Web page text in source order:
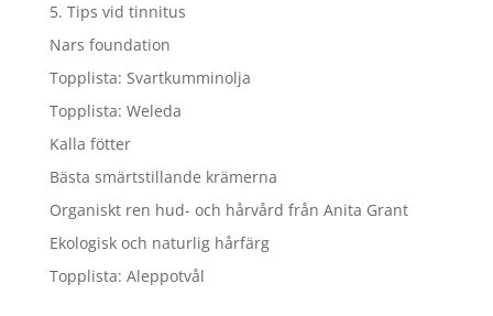
5. Tips vid tinnitus
Nars foundation
Topplista: Svartkumminolja
Topplista: Weleda
Kalla fötter
Bästa smärtstillande krämerna
Organiskt ren hud- och hårvård från Anita Grant
Ekologisk och naturlig hårfärg
Topplista: Aleppotvål